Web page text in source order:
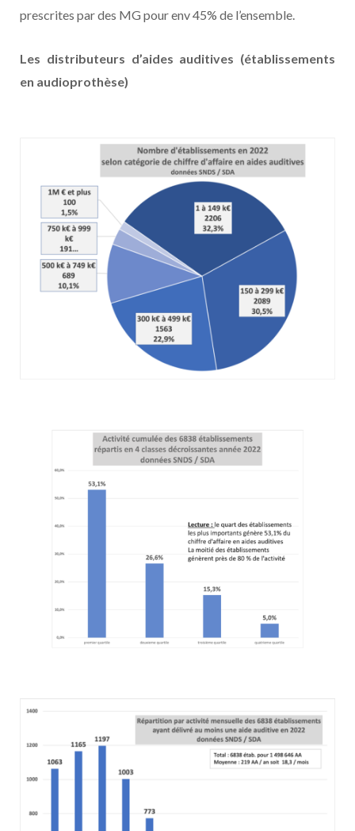
prescrites par des MG pour env 45% de l’ensemble.
Les distributeurs d’aides auditives (établissements
en audioprothèse)